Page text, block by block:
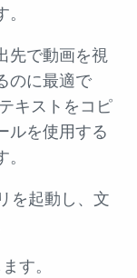
先で動画を視
のに最適で
キストをコピ
ルを使用する
を起動し、文
す。